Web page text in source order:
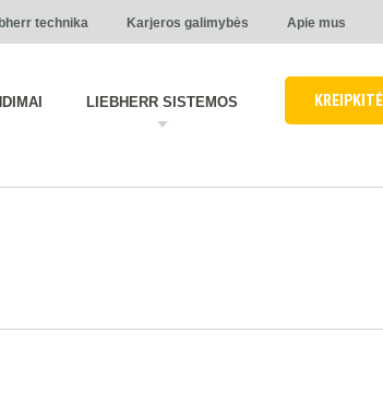
technika Karjeros galimybės Apie mus
LIEBHERR SISTEMOS